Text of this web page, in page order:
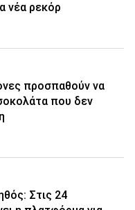
νέα ρεκόρ
προσπαθούν να
που δεν
Στις 24